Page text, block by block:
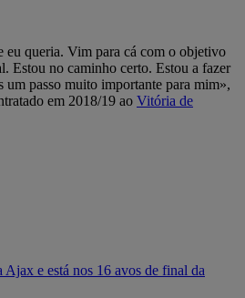
eu queria. Vim para cá com o objetivo
Estou no caminho certo. Estou a fazer
um passo muito importante para mim»,
em 2018/19 ao Vitória de
Ajax e está nos 16 avos de final da